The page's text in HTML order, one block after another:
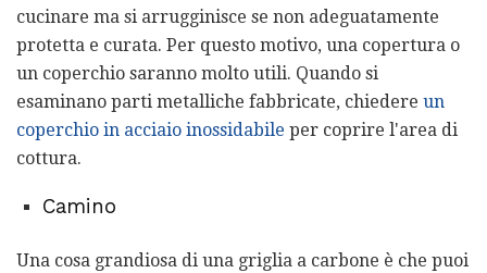
cucinare ma si arrugginisce se non adeguatamente
protetta e curata. Per questo motivo, una copertura o
un coperchio saranno molto utili. Quando si
esaminano parti metalliche fabbricate, chiedere un
coperchio in acciaio inossidabile per coprire l'area di
cottura.
Camino
Una cosa grandiosa di una griglia a carbone è che puoi